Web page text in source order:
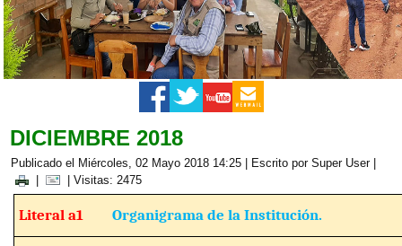
DICIEMBRE 2018
Publicado el Miércoles, 02 Mayo 2018 14:25 Escrito por Super User|
| Visitas: 2475
Literal a1 Organigrama de la Institución.